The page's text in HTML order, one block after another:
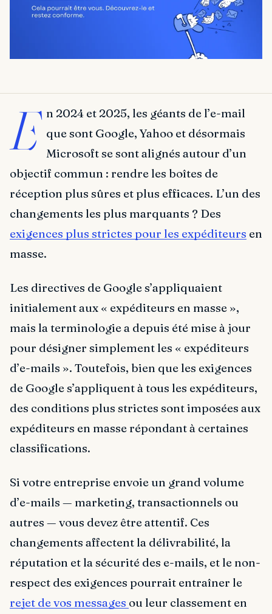
E n 2024 et 2025, les géants de l’e-mail
que sont Google, Yahoo et désormais
Microsoft se sont alignés autour d’un
objectif commun : rendre les boîtes de
réception plus sûres et plus efficaces. L’un des
changements les plus marquants ? Des
exigences plus strictes pour les expéditeurs en
masse.
Les directives de Google s’appliquaient
initialement aux « expéditeurs en masse »,
mais la terminologie a depuis été mise à jour
pour désigner simplement les « expéditeurs
d’e-mails ». Toutefois, bien que les exigences
de Google s’appliquent à tous les expéditeurs,
des conditions plus strictes sont imposées aux
expéditeurs en masse répondant à certaines
classifications.
Si votre entreprise envoie un grand volume
d’e-mails — marketing, transactionnels ou
autres — vous devez être attentif. Ces
changements affectent la délivrabilité, la
réputation et la sécurité des e-mails, et le non-
respect des exigences pourrait entraîner le
rejet de vos messages ou leur classement en